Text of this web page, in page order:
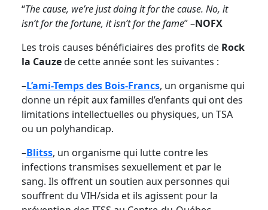
“The cause, we’re just doing it for the cause. No, it
isn’t for the fortune, it isn’t for the fame” –NOFX
Les trois causes bénéficiaires des profits de Rock
la Cauzede cette année sont les suivantes :
–L’ami-Temps des Bois-Francs, un organisme qui
donne un répit aux familles d’enfants qui ont des
limitations intellectuelles ou physiques, un TSA
ou un polyhandicap.
–Blitss, un organisme qui lutte contre les
infections transmises sexuellement et par le
sang. Ils offrent un soutien aux personnes qui
souffrent du VIH/sida et ils agissent pour la